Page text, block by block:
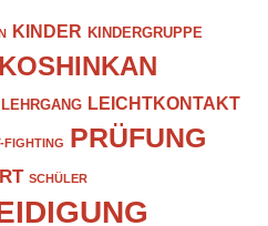
KINDER KINDERGRUPPE
KOSHINKAN
LEHRGANG LEICHTKONTAKT
FIGHTING PRÜFUNG
SCHÜLER